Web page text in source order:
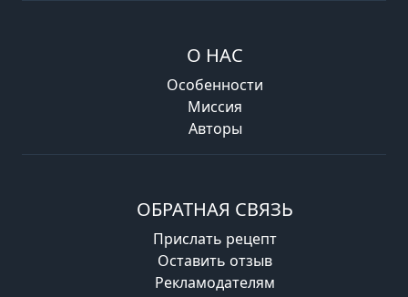
О НАС
Особенности
Миссия
Авторы
ОБРАТНАЯ СВЯЗЬ
Прислать рецепт
Оставить отзыв
Рекламодателям